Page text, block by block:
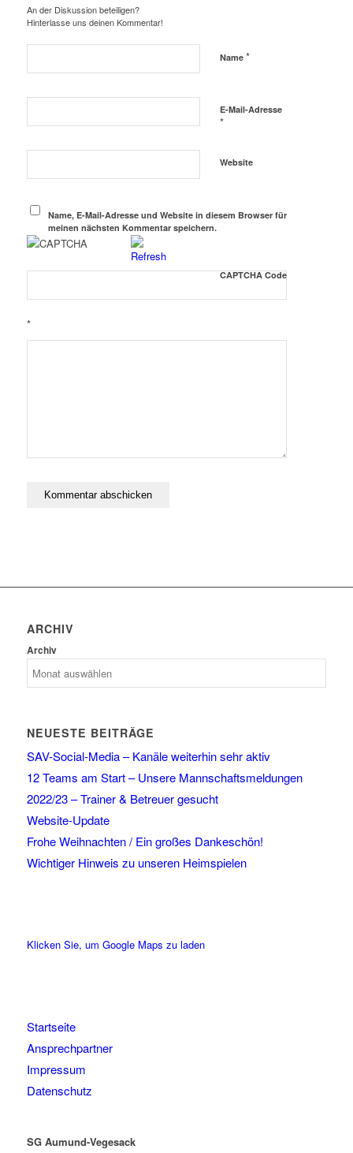
An der Diskussion beteiligen?
Hinterlasse uns deinen Kommentar!
Name *
E-Mail-Adresse
*
Website
Name, E-Mail-Adresse und Website in diesem Browser für
meinen nächsten Kommentar speichern.
CAPTCHA Code
*
ARCHIV
Archiv
NEUESTE BEITRÄGE
SAV-Social-Media – Kanäle weiterhin sehr aktiv
12 Teams am Start – Unsere Mannschaftsmeldungen
2022/23 – Trainer & Betreuer gesucht
Website-Update
Frohe Weihnachten / Ein großes Dankeschön!
Wichtiger Hinweis zu unseren Heimspielen
Klicken Sie, um Google Maps zu laden
Startseite
Ansprechpartner
Impressum
Datenschutz
SG Aumund-Vegesack